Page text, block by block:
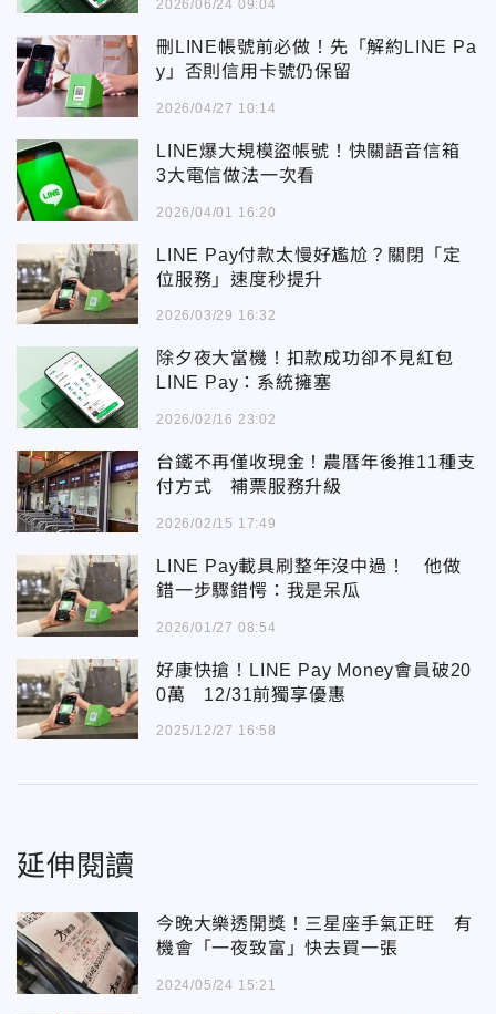
2026/06/24 09:04
刪LINE帳號前必做！先「解約LINE Pa
y」否則信用卡號仍保留
2026/04/27 10:14
LINE爆大規模盜帳號！快關語音信箱
3大電信做法一次看
2026/04/01 16:20
LINE Pay付款太慢好尷尬？關閉「定
位服務」速度秒提升
2026/03/29 16:32
除夕夜大當機！扣款成功卻不見紅包
LINE Pay：系統擁塞
2026/02/16 23:02
台鐵不再僅收現金！農曆年後推11種支
付方式 補票服務升級
2026/02/15 17:49
LINE Pay載具刷整年沒中過！ 他做
錯一步驟錯愕：我是呆瓜
2026/01/27 08:54
好康快搶！LINE Pay Money會員破20
0萬 12/31前獨享優惠
2025/12/27 16:58
延伸閱讀
今晚大樂透開獎！三星座手氣正旺 有
機會「一夜致富」快去買一張
2024/05/24 15:21